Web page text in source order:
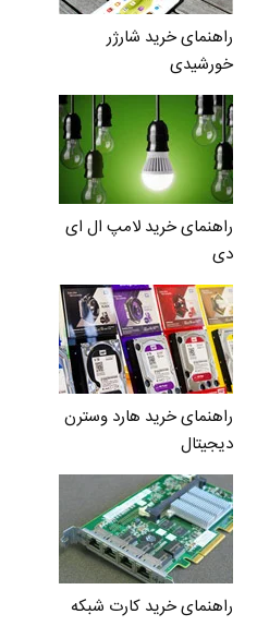
راهنمای خرید شارژر
خورشیدی
راهنمای خرید لامپ ال ای
دی
راهنمای خرید هارد وسترن
دیجیتال
راهنمای خرید کارت شبکه